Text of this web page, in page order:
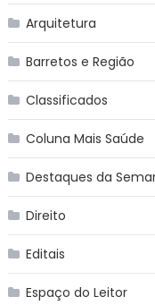
Arquitetura
Barretos e Região
Classificados
Coluna Mais Saúde
Destaques da
Direito
Editais
Espaço do Leitor